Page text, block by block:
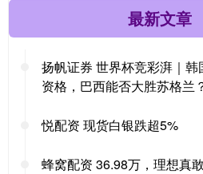
最新文章
扬帆证券 世界杯竞彩湃｜
资格，巴西能否大胜苏格兰
悦配资 现货白银跌超5%
蜂窝配资 36.98万，理想真